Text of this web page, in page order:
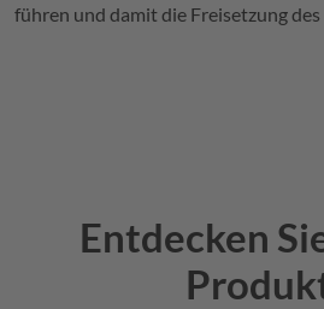
führen und damit die Freisetzung
Entdecken